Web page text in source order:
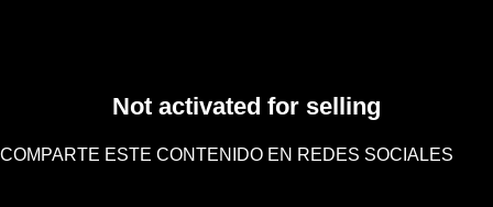
Not activated for selling
COMPARTE ESTE CONTENIDO EN REDES SOCIALES